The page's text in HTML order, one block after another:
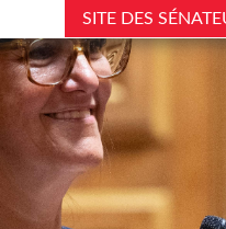
SITE DES